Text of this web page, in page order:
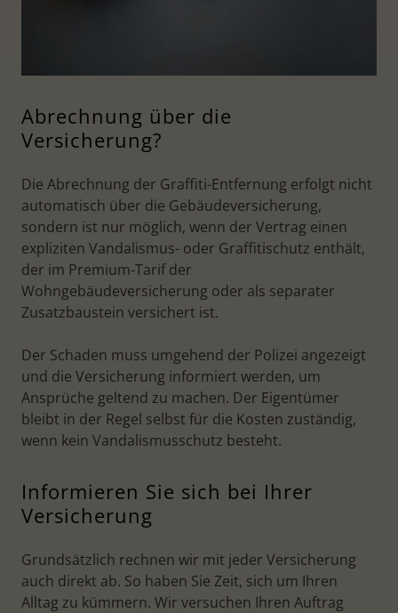
Abrechnung über die
Versicherung?
Die Abrechnung der Graffiti-Entfernung erfolgt nicht
automatisch über die Gebäudeversicherung,
sondern ist nur möglich, wenn der Vertrag einen
expliziten Vandalismus- oder Graffitischutz enthält,
der im Premium-Tarif der
Wohngebäudeversicherung oder als separater
Zusatzbaustein versichert ist.
Der Schaden muss umgehend der Polizei angezeigt
und die Versicherung informiert werden, um
Ansprüche geltend zu machen. Der Eigentümer
bleibt in der Regel selbst für die Kosten zuständig,
wenn kein Vandalismusschutz besteht.
Informieren Sie sich bei Ihrer
Versicherung
Grundsätzlich rechnen wir mit jeder Versicherung
auch direkt ab. So haben Sie Zeit, sich um Ihren
Alltag zu kümmern. Wir versuchen Ihren Auftrag